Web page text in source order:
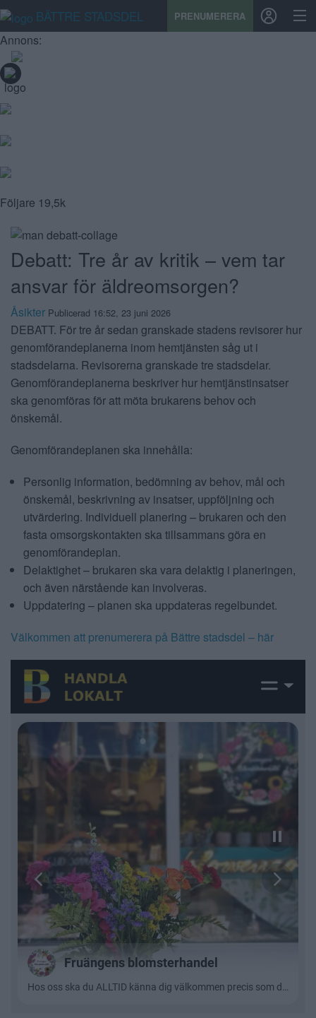
BÄTTRE STADSDEL PRENUMERERA
START
STADSDEL
PRENUMERATION
SPORT
ÅSIKTER
KALENDER
SAMARBETEN
ANNONSERA
NÄRINGSLIV
MER
Annons:
Följare 19,5k
Debatt: Tre år av kritik – vem tar
ansvar för äldreomsorgen?
Åsikter Publicerad 16:52, 23 juni 2026
DEBATT. För tre år sedan granskade stadens revisorer hur
genomförandeplanerna inom hemtjänsten såg ut i
stadsdelarna. Revisorerna granskade tre stadsdelar.
Genomförandeplanerna beskriver hur hemtjänstinsatser
ska genomföras för att möta brukarens behov och
önskemål.
Genomförandeplanen ska innehålla:
Personlig information, bedömning av behov, mål och
önskemål, beskrivning av insatser, uppföljning och
utvärdering. Individuell planering – brukaren och den
fasta omsorgskontakten ska tillsammans göra en
genomförandeplan.
Delaktighet – brukaren ska vara delaktig i planeringen,
och även närstående kan involveras.
Uppdatering – planen ska uppdateras regelbundet.
Välkommen att prenumerera på Bättre stadsdel – här